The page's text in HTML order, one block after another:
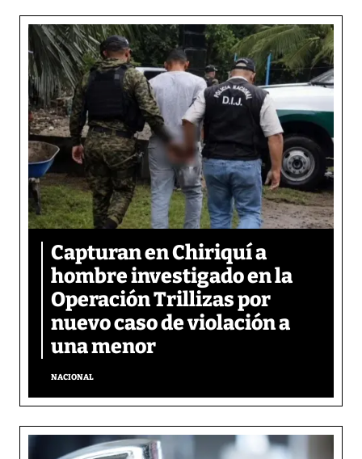
Capturan en Chiriquí a
hombre investigado en la
Operación Trillizas por
nuevo caso de violación a
una menor
NACIONAL